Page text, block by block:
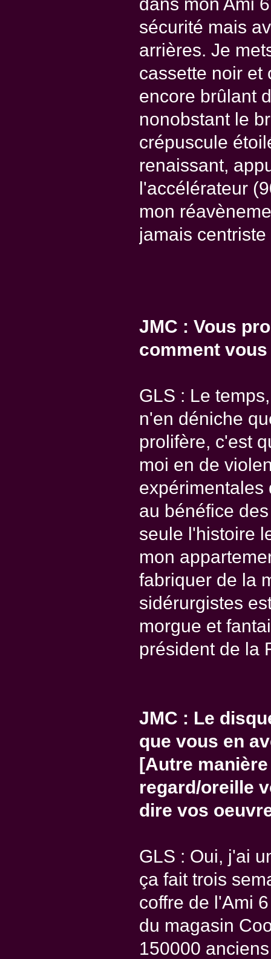
sécurité mais
arrières. Je
cassette noir et
encore brûlant
nonobstant le
crépuscule
renaissant,
l'accélérateur
mon
jamais
JMC : Vous
comment
GLS : Le
n'en déniche
prolifère, c'est
moi en de
expérimentales
au bénéfice
seule l'histoire
mon
fabriquer de la
sidérurgistes
morgue et
président de la
JMC : Le
que vous en
[Autre
regard/oreille
dire vos
GLS : Oui, j'ai
ça fait trois
coffre de l'Ami
du magasin
150000